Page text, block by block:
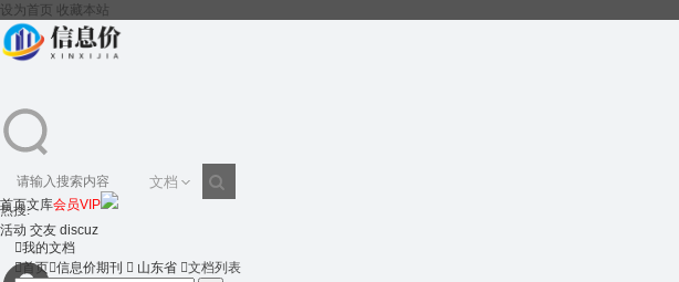
设为首页 收藏本站
文档
热搜:
活动 交友 discuz
首页文库会员VIP
我的文档
首页信息价期刊  山东省 文档列表